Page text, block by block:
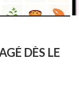
DÈS LE